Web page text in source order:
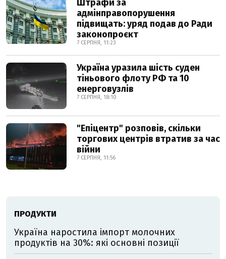
Штрафи за
адмінправопорушення
підвищать: уряд подав до Ради
законопроєкт
7 СЕРПНЯ, 11:23
Україна уразила шість суден
тіньового флоту РФ та 10
енерговузлів
7 СЕРПНЯ, 18:10
"Епіцентр" розповів, скільки
торгових центрів втратив за час
війни
7 СЕРПНЯ, 11:56
ПРОДУКТИ
Україна наростила імпорт молочних
продуктів на 30%: які основні позиції